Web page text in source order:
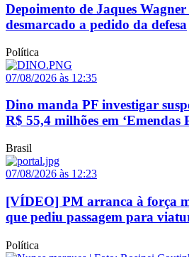
Depoimento de Jaques
desmarcado a pedido da defesa
Política
07/08/2026 às 12:35
Dino manda PF investigar
R$ 55,4 milhões em ‘Emendas
Brasil
07/08/2026 às 12:23
[VÍDEO] PM arranca à força
que pediu passagem para
Política